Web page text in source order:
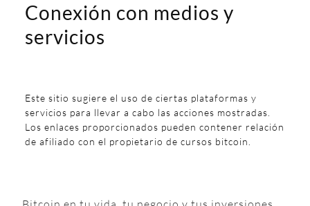
Conexión con medios y
servicios
Este sitio sugiere el uso de ciertas plataformas y
servicios para llevar a cabo las acciones mostradas.
Los enlaces proporcionados pueden contener relación
de afiliado con el propietario de cursos bitcoin.